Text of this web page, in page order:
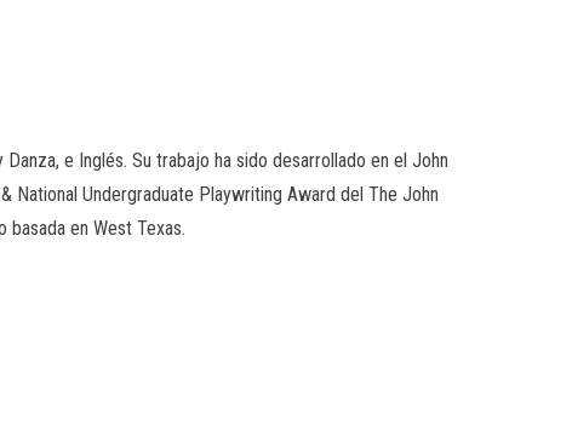
e Inglés. Su trabajo ha sido desarrollado en el John
National Undergraduate Playwriting Award del The John
basada en West Texas.